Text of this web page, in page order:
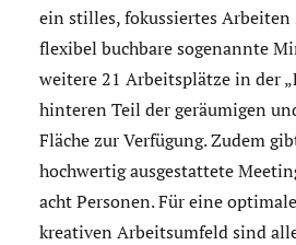
ein stilles, fokussiertes Arbeiten
flexibel buchbare sogenannte
weitere 21 Arbeitsplätze in der
hinteren Teil der geräumigen
Fläche zur Verfügung. Zudem
hochwertig ausgestattete
acht Personen. Für eine
kreativen Arbeitsumfeld sind